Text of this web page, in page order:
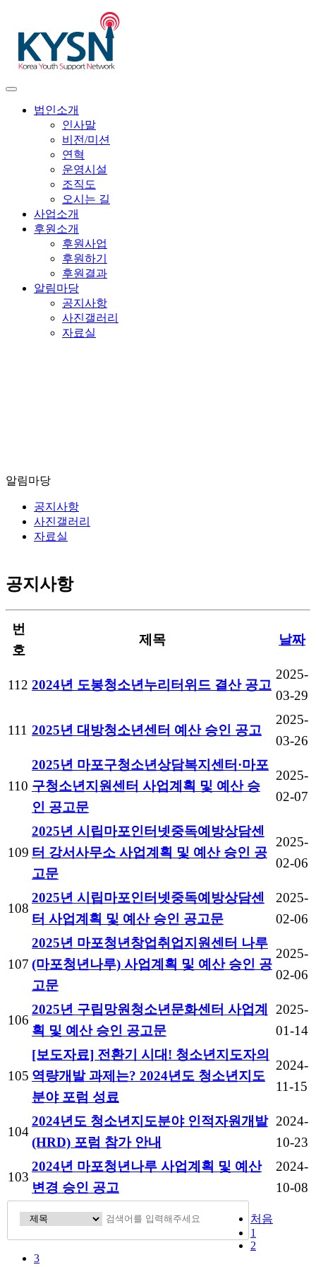
법인소개
인사말
비전/미션
연혁
운영시설
조직도
오시는 길
사업소개
후원소개
후원사업
후원하기
후원결과
알림마당
공지사항
사진갤러리
자료실
알림마당
공지사항
사진갤러리
자료실
공지사항
번
호
제목 날짜
112 2024년 도봉청소년누리터위드 결산 공고
2025-
03-29
111 2025년 대방청소년센터 예산 승인 공고
2025-
03-26
110
2025년 마포구청소년상담복지센터·마포
구청소년지원센터 사업계획 및 예산 승
인 공고문
2025-
02-07
109
2025년 시립마포인터넷중독예방상담센
터 강서사무소 사업계획 및 예산 승인 공
고문
2025-
02-06
108
2025년 시립마포인터넷중독예방상담센
터 사업계획 및 예산 승인 공고문
2025-
02-06
107
2025년 마포청년창업취업지원센터 나루
(마포청년나루) 사업계획 및 예산 승인 공
고문
2025-
02-06
106
2025년 구립망원청소년문화센터 사업계
획 및 예산 승인 공고문
2025-
01-14
105
[보도자료] 전환기 시대! 청소년지도자의
역량개발 과제는? 2024년도 청소년지도
분야 포럼 성료
2024-
11-15
104
2024년도 청소년지도분야 인적자원개발
(HRD) 포럼 참가 안내
2024-
10-23
103
2024년 마포청년나루 사업계획 및 예산
변경 승인 공고
2024-
10-08
처음
1
2
3